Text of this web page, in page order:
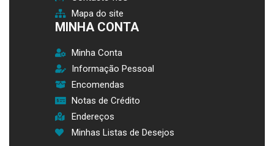
Mapa do site
MINHA CONTA
Minha Conta
Informação Pessoal
Encomendas
Notas de Crédito
Endereços
Minhas Listas de Desejos